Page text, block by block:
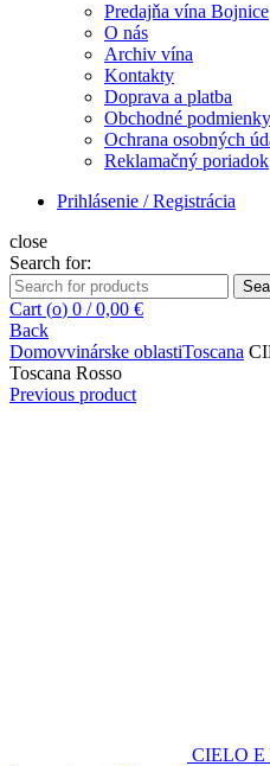
Predajňa vína Bojnice
O nás
Archiv vína
Kontakty
Doprava a platba
Obchodné podmienky
Ochrana osobných
Reklamačný poriadok
Prihlásenie / Registrácia
close
Search for:
Cart (o) 0 / 0,00 €
Back
Domovvinárske oblastiToscana
Toscana Rosso
Previous product
CIELO E